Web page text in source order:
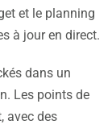
et le planning
à jour en direct.
dans un
Les points de
avec des